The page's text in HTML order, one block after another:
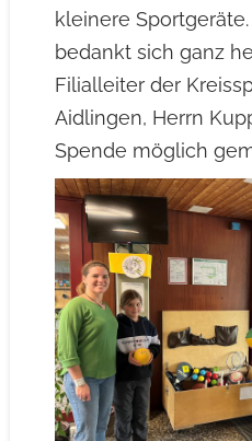
kleinere
bedankt sich ganz
Filialleiter der
Aidlingen, Herrn
Spende möglich